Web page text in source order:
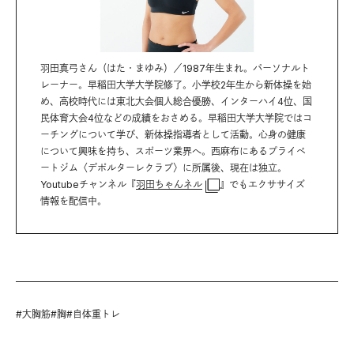
羽田真弓さん（はた・まゆみ）／1987年生まれ。パーソナルト
レーナー。早稲田大学大学院修了。小学校2年生から新体操を始
め、高校時代には東北大会個人総合優勝、インターハイ4位、国
民体育大会4位などの成績をおさめる。早稲田大学大学院ではコ
ーチングについて学び、新体操指導者として活動。心身の健康
について興味を持ち、スポーツ業界へ。西麻布にあるプライベ
ートジム〈デポルターレクラブ〉に所属後、現在は独立。
Youtubeチャンネル『羽田ちゃんネル
』でもエクササイズ
情報を配信中。
#大胸筋#胸#自体重トレ